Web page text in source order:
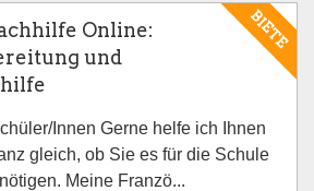
BIETE
Online:
und
Innen Gerne helfe ich Ihnen
gleich, ob Sie es für die Schule
Meine Franzö...